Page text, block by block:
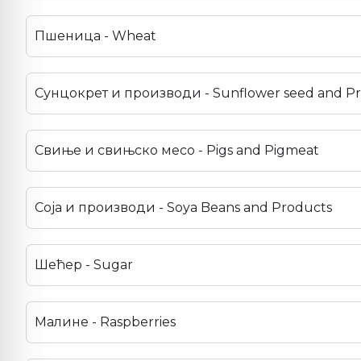
Пшеница - Wheat
Сунцокрет и производи - Sunflower seed and
Свиње и свињско месо - Pigs and Pigmeat
Соја и производи - Soya Beans and Products
Шећер - Sugar
Малине - Raspberries